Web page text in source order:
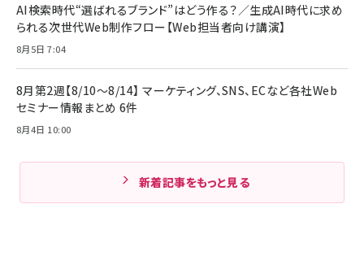
AI検索時代“選ばれるブランド”はどう作る？／生成AI時代に求め
られる次世代Web制作フロー【Web担当者向け講演】
8月5日 7:04
8月第2週【8/10～8/14】 マーケティング、SNS、ECなど各社Web
セミナー情報まとめ 6件
8月4日 10:00
新着記事をもっと見る